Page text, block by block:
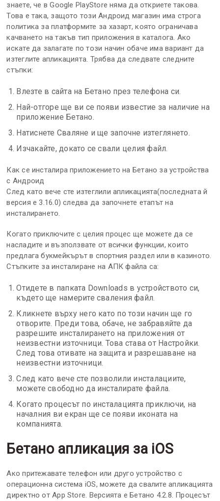
знаете, че в Google PlayStore няма да откриете такова.
Това е така, защото този Андроид магазин има строга
политика за платформите за хазарт, която ограничава
качването на такъв тип приложения в каталога. Ако
искате да залагате по този начин обаче има вариант да
изтеглите апликацията. Трябва да следвате следните
стъпки:
Влезте в сайта на Бетано през телефона си.
Най-отгоре ще ви се появи известие за наличие на
приложение Бетано.
Натиснете Сваляне и ще започне изтеглянето.
Изчакайте, докато се свали целия файл.
Как се инсталира приложението на Бетано за устройства
с Андроид
След като вече сте изтеглили апликацията(последната й
версия е 3.16.0) следва да започнете етапът на
инсталирането.
Когато приключите с целия процес ще можете да се
насладите и възползвате от всички функции, които
предлага букмейкърът в спортния раздел или в казиното.
Стъпките за инсталиране на АПК файла са:
Отидете в папката Downloads в устройството си,
където ще намерите сваления файл.
Кликнете върху него като по този начин ще го
отворите. Преди това, обаче, не забравяйте да
разрешите инсталирането на приложения от
неизвестни източници. Това става от Настройки.
След това отивате на защита и разрешаване на
неизвестни източници.
След като вече сте позволили инсталациите,
можете свободно да инсталирате файла.
Когато процесът по инсталацията приключи, на
началния ви екран ще се появи иконата на
компанията.
Бетано апликация за iOS
Ако притежавате телефон или друго устройство с
операционна система iOS, можете да свалите апликацията
директно от App Store. Версията е Бетано 4.2.8. Процесът